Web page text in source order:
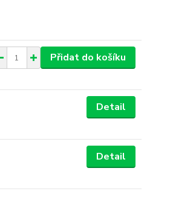
Přidat do košíku
Detail
Detail